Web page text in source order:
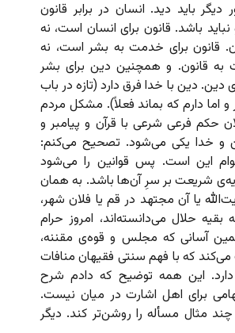
باید دید. انسان در برابر قانون
باشد. قانون برای انسان است، نه
قانون برای خدمت به بشر است، نه
به قانون. و همچنین دین برای بشر
دین. دین با خدا فرق دارد (تازه در باب
اما دارم که بماند فعلاً). مشکل مردم
حکم فرعی شرعی با قرآن و پیامبر و
و خدا یکی می‌شود. تصحیح می‌کنم:
این است. پس قوانین را می‌شود
شریعت بر سرِ آن‌ها باشد. به همان
یا آن مجتهد در قم یا فلان شهر،
بقیه حلال می‌دانسته‌اند، امروز حرام
آسانی که مجلس و قوه‌ی مقننه،
می‌کند که با فهم سنتی فقیهان منافات
این همه توضیح که دادم شرح
برای اهل اشارت در میان نیست.
مثال مسأله را روشن‌تر کند. دیگر